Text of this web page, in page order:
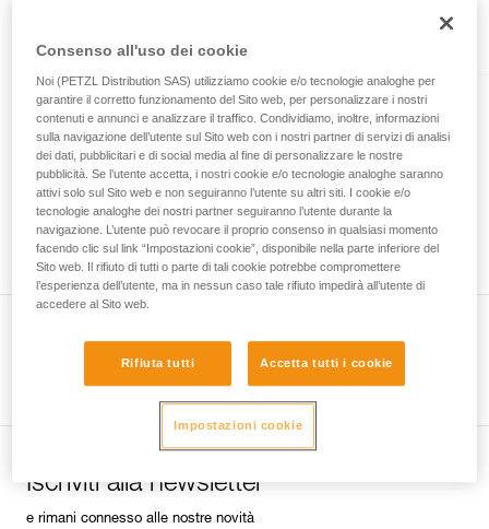
formazione ed un addestramento specifico.
Verificate con un professionista la vostra
capacità di rifare la manovra, da soli, in piena
sicurezza, prima di riprodurla autonomamente.
Forniamo esempi di tecniche relative alla vostra
attività. Ne possono esistere altre che non
vengono qui descritte.
Presente nell'articolo
SWIFT® RL
Lampada frontale potente,
compatta, leggera e ricaricabile,
dotata della tecnologia
REACTIVE LIGHTING®. 1100
lumen
Guarda tutti i consigli tecnici
Iscriviti alla newsletter
e rimani connesso alle nostre novità
Consenso all'uso dei cookie
Noi (PETZL Distribution SAS) utilizziamo cookie e/o tecnologie analoghe per
garantire il corretto funzionamento del Sito web, per personalizzare i nostri
contenuti e annunci e analizzare il traffico. Condividiamo, inoltre, informazioni
sulla navigazione dell’utente sul Sito web con i nostri partner di servizi di analisi
dei dati, pubblicitari e di social media al fine di personalizzare le nostre
pubblicità. Se l’utente accetta, i nostri cookie e/o tecnologie analoghe saranno
attivi solo sul Sito web e non seguiranno l’utente su altri siti. I cookie e/o
tecnologie analoghe dei nostri partner seguiranno l’utente durante la
navigazione. L’utente può revocare il proprio consenso in qualsiasi momento
facendo clic sul link “Impostazioni cookie”, disponibile nella parte inferiore del
Sito web. Il rifiuto di tutti o parte di tali cookie potrebbe compromettere
l’esperienza dell’utente, ma in nessun caso tale rifiuto impedirà all’utente di
accedere al Sito web.
Rifiuta tutti Accetta tutti i cookie
Impostazioni cookie